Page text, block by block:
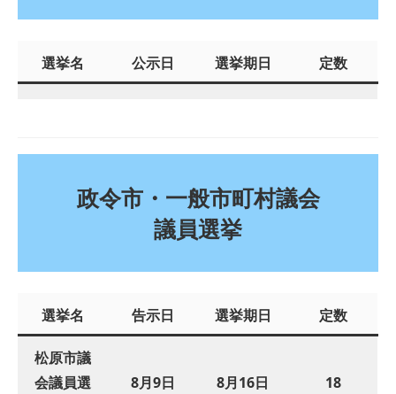
選挙名 公示日 選挙期日 定数
政令市・一般市町村議会
議員選挙
選挙名 告示日 選挙期日 定数
松原市議
会議員選
8月9日 8月16日 18